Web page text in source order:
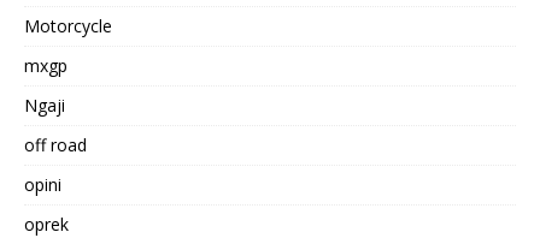
Motorcycle
mxgp
Ngaji
off road
opini
oprek